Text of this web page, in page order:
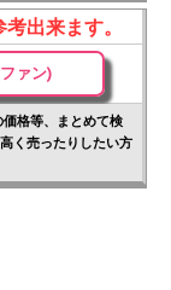
出来ます。
ァン)
格等、まとめて検
く売ったりしたい方